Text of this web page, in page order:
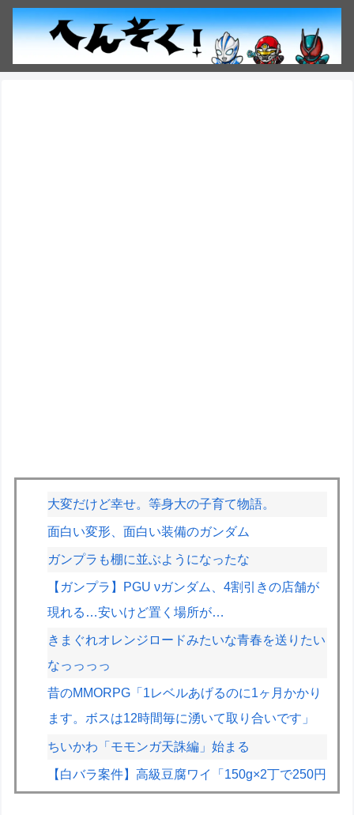
大変だけど幸せ。等身大の子育て物語。
面白い変形、面白い装備のガンダム
ガンプラも棚に並ぶようになったな
【ガンプラ】PGU νガンダム、4割引きの店舗が
現れる…安いけど置く場所が…
きまぐれオレンジロードみたいな青春を送りたい
なっっっっ
昔のMMORPG「1レベルあげるのに1ヶ月かかり
ます。ボスは12時間毎に湧いて取り合いです」
ちいかわ「モモンガ天誅編」始まる
【白バラ案件】高級豆腐ワイ「150g×2丁で250円